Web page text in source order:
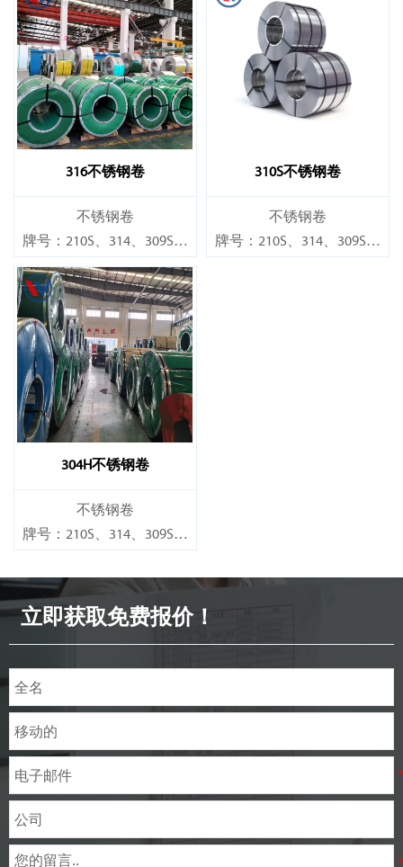
316不锈钢卷
不锈钢卷
牌号：210S、314、309S、
304、304L、316L、321、
410、420、430、904等
规格
厚度：0.1mm - 150mm
310S不锈钢卷
不锈钢卷
牌号：210S、314、309S、
304H不锈钢卷
不锈钢卷
牌号：210S、314、309S、
410、420、430、904等
立即获取免费报价！